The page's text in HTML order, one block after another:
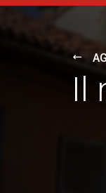
Il